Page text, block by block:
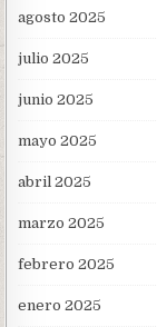
agosto 2025
julio 2025
junio 2025
mayo 2025
abril 2025
marzo 2025
febrero 2025
enero 2025